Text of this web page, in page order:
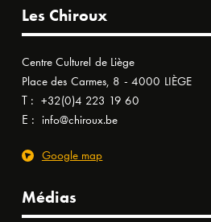
Les Chiroux
Centre Culturel de Liège
Place des Carmes, 8 - 4000 LIÈGE
T : +32(0)4 223 19 60
E : info@chiroux.be
Google map
Médias